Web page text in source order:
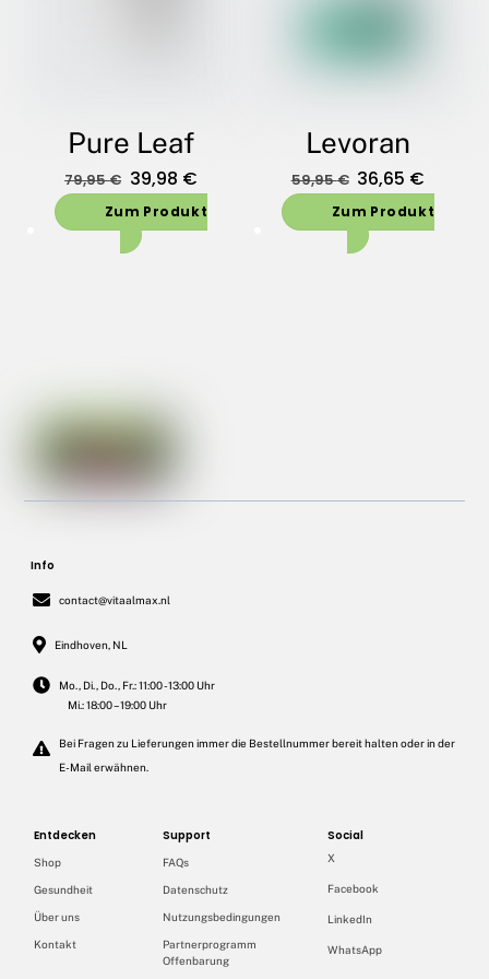
Pure Leaf
79,95€ Oorspronkelijke
prijs
was:
79,95 €.
39,98 €Huidige
prijs
is:
Zum Produkt
Levoran
59,95€
prijs
was:
59,95 €.
36,65 €
prijs
is:
Zum Produkt
Info
contact@vitaalmax.nl
Eindhoven, NL
Mo., Di., Do., Fr.: 11:00 - 13:00 Uhr
Mi.: 18:00 – 19:00 Uhr
Bei Fragen zu Lieferungen immer die Bestellnummer bereit halten oder in der
E-Mail erwähnen.
Entdecken
Shop
Gesundheit
Über uns
Kontakt
Support
FAQs
Datenschutz
Nutzungsbedingungen
Partnerprogramm
Offenbarung
Social
X
Facebook
LinkedIn
WhatsApp